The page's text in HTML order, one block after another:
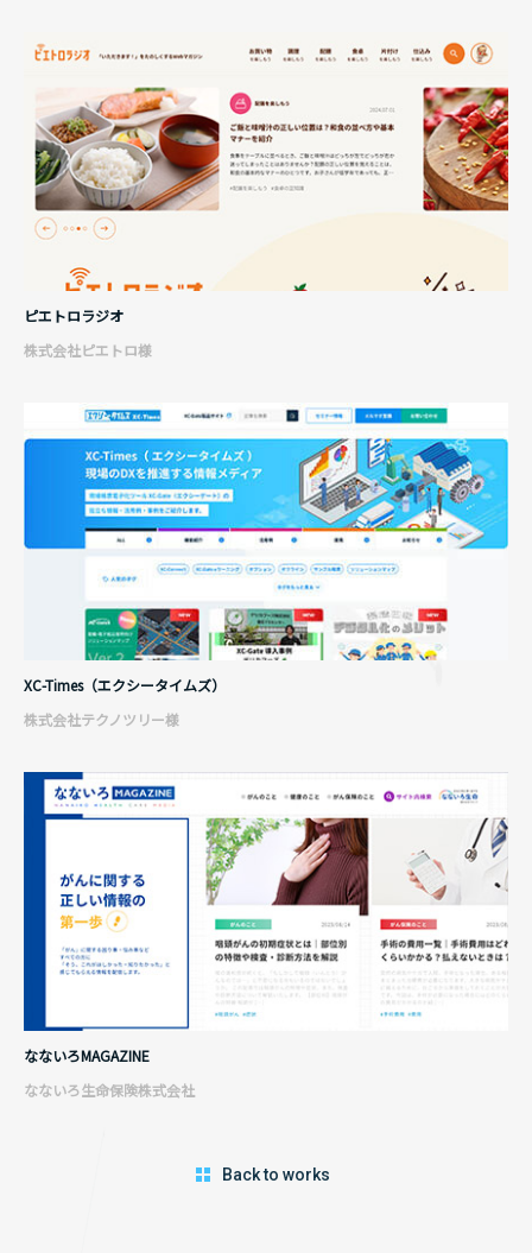
ピエトロラジオ
株式会社ピエトロ様
XC-Times（エクシータイムズ）
株式会社テクノツリー様
なないろMAGAZINE
なないろ生命保険株式会社
Back to works